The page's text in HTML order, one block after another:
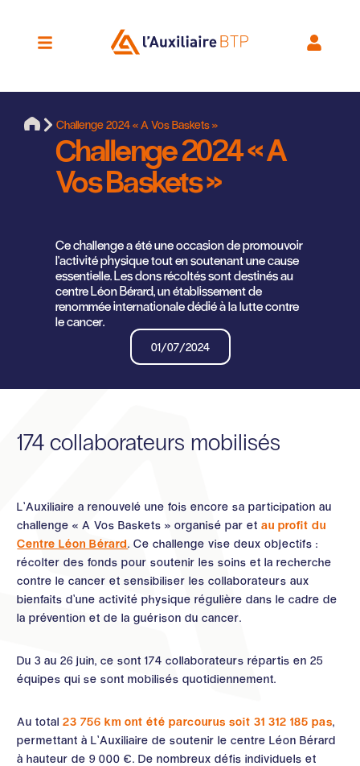
Challenge 2024 « A Vos Baskets »
Challenge 2024 « A
Vos Baskets »
Ce challenge a été une occasion de promouvoir
l'activité physique tout en soutenant une cause
essentielle. Les dons récoltés sont destinés au
centre Léon Bérard, un établissement de
renommée internationale dédié à la lutte contre
le cancer.
01/07/2024
174 collaborateurs mobilisés
L’Auxiliaire a renouvelé une fois encore sa participation au
challenge « A Vos Baskets » organisé par etau profit du
Centre Léon Bérard. Ce challenge vise deux objectifs :
récolter des fonds pour soutenir les soins et la recherche
contre le cancer et sensibiliser les collaborateurs aux
bienfaits d’une activité physique régulière dans le cadre de
la prévention et de la guérison du cancer.
Du 3 au 26 juin, ce sont 174 collaborateurs répartis en 25
équipes qui se sont mobilisés quotidiennement.
Au total23 756 km ont été parcourus soit 31 312 185 pas,
permettant à L’Auxiliaire de soutenir le centre Léon Bérard
à hauteur de 9 000 €. De nombreux défis individuels et